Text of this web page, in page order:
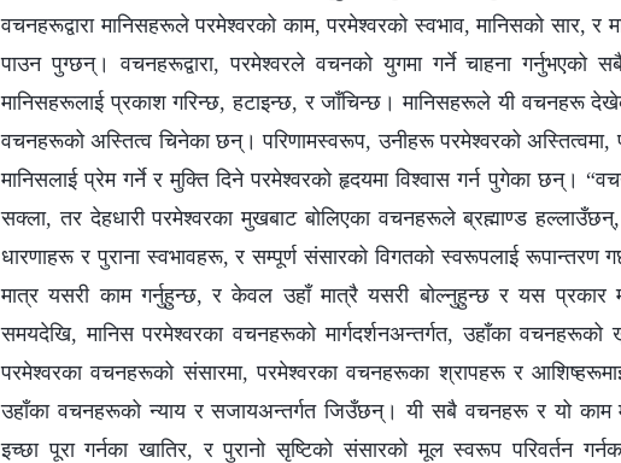
वचनहरूद्वारा मानिसहरूले परमेश्‍वरको काम, परमेश्‍वरको स्वभाव, मानिसको सार, र
पाउन पुग्छन्। वचनहरूद्वारा, परमेश्‍वरले वचनको युगमा गर्ने चाहना गर्नुभएको
मानिसहरूलाई प्रकाश गरिन्छ, हटाइन्छ, र जाँचिन्छ। मानिसहरूले यी वचनहरू
वचनहरूको अस्तित्व चिनेका छन्। परिणामस्वरूप, उनीहरू परमेश्‍वरको अस्तित्वमा,
मानिसलाई प्रेम गर्ने र मुक्ति दिने परमेश्‍वरको हृदयमा विश्‍वास गर्न पुगेका छन्।
सक्ला, तर देहधारी परमेश्‍वरका मुखबाट बोलिएका वचनहरूले ब्रह्माण्ड
धारणाहरू र पुराना स्वभावहरू, र सम्पूर्ण संसारको विगतको स्वरूपलाई
मात्र यसरी काम गर्नुहुन्छ, र केवल उहाँ मात्रै यसरी बोल्नुहुन्छ र यस प्रकार
समयदेखि, मानिस परमेश्‍वरका वचनहरूको मार्गदर्शनअन्तर्गत, उहाँका
परमेश्‍वरका वचनहरूको संसारमा, परमेश्‍वरका वचनहरूका श्रापहरू र
उहाँका वचनहरूको न्याय र सजायअन्तर्गत जिउँछन्। यी सबै वचनहरू र यो काम
इच्छा पूरा गर्नका खातिर, र पुरानो सृष्टिको संसारको मूल स्वरूप परिवर्तन